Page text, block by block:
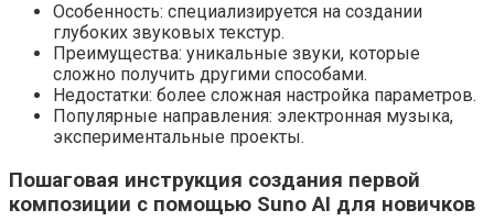
Особенность: специализируется на создании
глубоких звуковых текстур.
Преимущества: уникальные звуки, которые
сложно получить другими способами.
Недостатки: более сложная настройка параметров.
Популярные направления: электронная музыка,
экспериментальные проекты.
Пошаговая инструкция создания первой
композиции с помощью Suno AI для новичков